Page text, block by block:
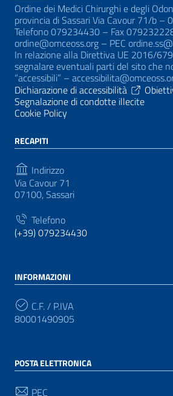
Ordine dei Medici Chirurghi e degli
provincia di Sassari Via Cavour 71/b –
Telefono 079234430 – Fax
ordine@omceoss.org – PEC
In relazione alla Direttiva UE 2016/
segnalare eventuali parti del sito che
“accessibili” –
Dichiarazione di accessibilità
Segnalazione di condotte illecite
Cookie Policy
RECAPITI
Indirizzo
Via Cavour 71
07100, Sassari
Telefono
(+39) 079234430
INFORMAZIONI
C.F. / P.IVA
80001490905
POSTA ELETTRONICA
PEC